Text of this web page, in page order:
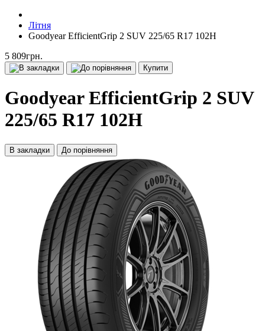
Літня
Goodyear EfficientGrip 2 SUV 225/65 R17 102H
5 809грн.
Купити
Goodyear EfficientGrip 2 SUV
225/65 R17 102H
В закладки До порівняння